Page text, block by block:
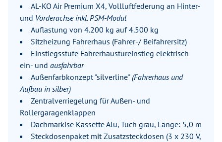
AL-KO Air Premium X4, Vollluftfederung an Hinter-
und Vorderachse inkl. PSM-Modul
Auflastung von 4.200 kg auf 4.500 kg
Sitzheizung Fahrerhaus (Fahrer-/ Beifahrersitz)
Einstiegsstufe Fahrerhaustüreinstieg elektrisch
ein- und ausfahrbar
Außenfarbkonzept "silverline"(Fahrerhaus und
Aufbau in silber)
Zentralverriegelung für Außen- und
Rollergaragenklappen
Dachmarkise Kassette Alu, Tuch grau, Länge: 5,0 m
Steckdosenpaket mit Zusatzsteckdosen (3 x 230 V,